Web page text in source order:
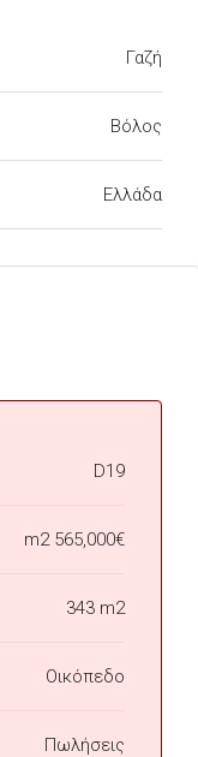
Γαζή
Βόλος
Ελλάδα
D19
m2565,000€
343 m2
Οικόπεδο
Πωλήσεις